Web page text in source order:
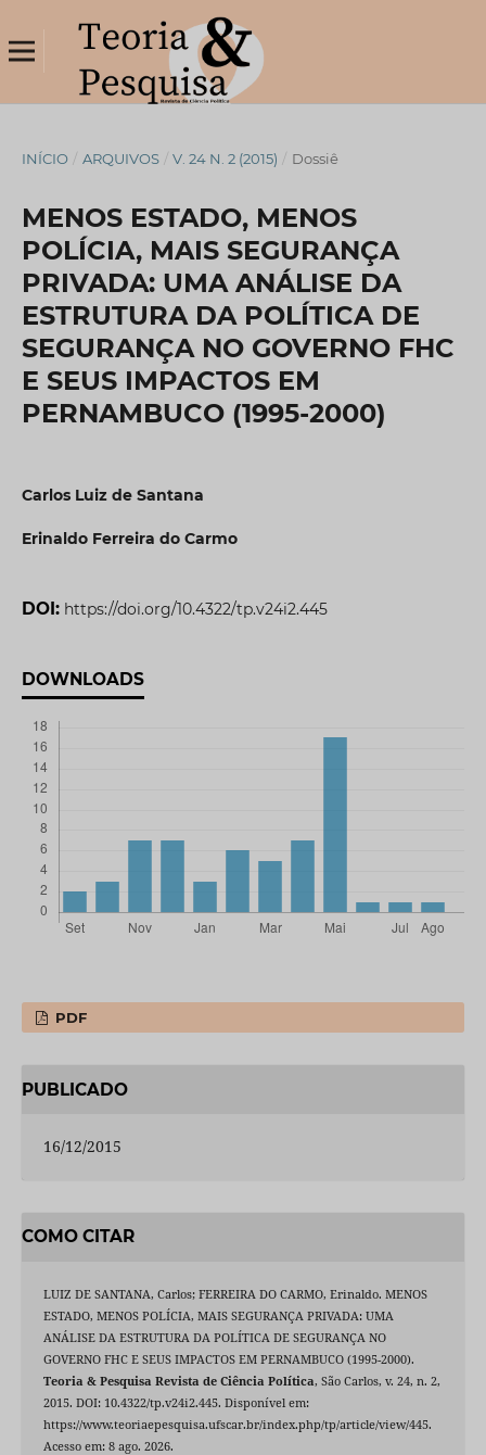
INÍCIO / ARQUIVOS / V. 24 N. 2 (2015) / Dossiê
MENOS ESTADO, MENOS
POLÍCIA, MAIS SEGURANÇA
PRIVADA: UMA ANÁLISE DA
ESTRUTURA DA POLÍTICA DE
SEGURANÇA NO GOVERNO FHC
E SEUS IMPACTOS EM
PERNAMBUCO (1995-2000)
Carlos Luiz de Santana
Erinaldo Ferreira do Carmo
DOI: https://doi.org/10.4322/tp.v24i2.445
DOWNLOADS
PDF
PUBLICADO
16/12/2015
COMO CITAR
LUIZ DE SANTANA, Carlos; FERREIRA DO CARMO, Erinaldo. MENOS
ESTADO, MENOS POLÍCIA, MAIS SEGURANÇA PRIVADA: UMA
ANÁLISE DA ESTRUTURA DA POLÍTICA DE SEGURANÇA NO
GOVERNO FHC E SEUS IMPACTOS EM PERNAMBUCO (1995-2000).
Teoria & Pesquisa Revista de Ciência Política, São Carlos, v. 24, n. 2,
2015. DOI: 10.4322/tp.v24i2.445. Disponível em:
https://www.teoriaepesquisa.ufscar.br/index.php/tp/article/view/445.
Acesso em: 8 ago. 2026.